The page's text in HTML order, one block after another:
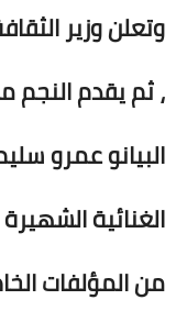
وتعلن وزير
، ثم يقدم
البيانو عمرو
الغنائية
من المؤلفات